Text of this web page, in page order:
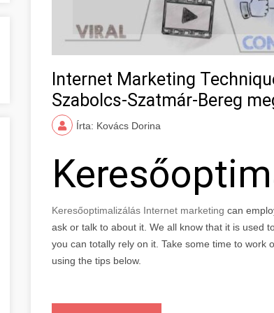
Internet Marketing
Szabolcs-Szatmár-Bereg
Írta: Kovács Dorina
Keresőoptimalizálás Internet marketing can
ask or talk to about it. We all know that it is used
you can totally rely on it. Take some time to work
using the tips below.